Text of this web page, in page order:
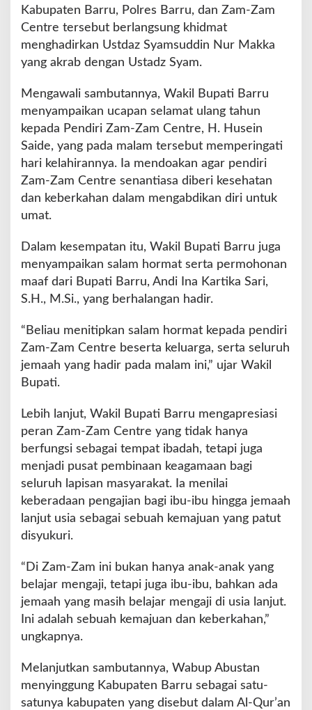
r
u
A
a
M
u
h
a
a
b
d
n
P
e
b
n
y
K
a
i
k
n
Kabupaten Barru, Polres Barru, dan Zam-Zam
Centre tersebut berlangsung khidmat
menghadirkan Ustdaz Syamsuddin Nur Makka
yang akrab dengan Ustadz Syam.
Mengawali sambutannya, Wakil Bupati Barru
menyampaikan ucapan selamat ulang tahun
kepada Pendiri Zam-Zam Centre, H. Husein
Saide, yang pada malam tersebut memperingati
hari kelahirannya. Ia mendoakan agar pendiri
Zam-Zam Centre senantiasa diberi kesehatan
dan keberkahan dalam mengabdikan diri untuk
umat.
Dalam kesempatan itu, Wakil Bupati Barru juga
menyampaikan salam hormat serta permohonan
maaf dari Bupati Barru, Andi Ina Kartika Sari,
S.H., M.Si., yang berhalangan hadir.
“Beliau menitipkan salam hormat kepada pendiri
Zam-Zam Centre beserta keluarga, serta seluruh
jemaah yang hadir pada malam ini,” ujar Wakil
Bupati.
Lebih lanjut, Wakil Bupati Barru mengapresiasi
peran Zam-Zam Centre yang tidak hanya
berfungsi sebagai tempat ibadah, tetapi juga
menjadi pusat pembinaan keagamaan bagi
seluruh lapisan masyarakat. Ia menilai
keberadaan pengajian bagi ibu-ibu hingga jemaah
lanjut usia sebagai sebuah kemajuan yang patut
disyukuri.
“Di Zam-Zam ini bukan hanya anak-anak yang
belajar mengaji, tetapi juga ibu-ibu, bahkan ada
jemaah yang masih belajar mengaji di usia lanjut.
Ini adalah sebuah kemajuan dan keberkahan,”
ungkapnya.
Melanjutkan sambutannya, Wabup Abustan
menyinggung Kabupaten Barru sebagai satu-
satunya kabupaten yang disebut dalam Al-Qur’an